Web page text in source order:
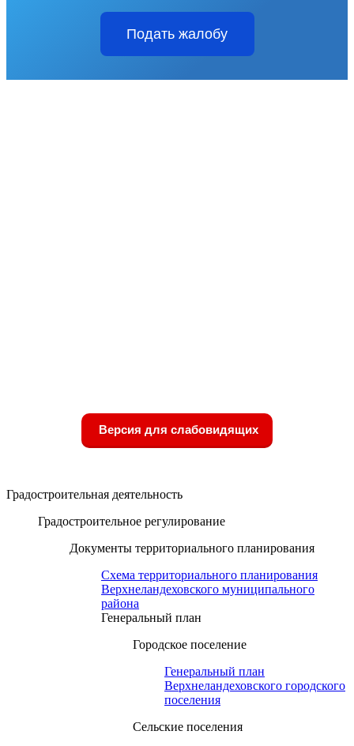
Подать жалобу
Версия для слабовидящих
Градостроительная деятельность
Градостроительное регулирование
Документы территориального планирования
Схема территориального планирования
Верхнеландеховского муниципального
района
Генеральный план
Городское поселение
Генеральный план
Верхнеландеховского городского
поселения
Сельские поселения